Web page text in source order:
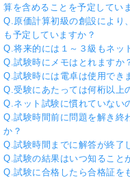
算を含めることを予定してい
Q.原価計算初級の創設により
も予定していますか？
Q.将来的には１～３級もネッ
Q.試験時にメモはとれますか
Q.試験時には電卓は使用でき
Q.受験にあたっては何桁以上
Q.ネット試験に慣れていない
Q.試験時間前に問題を解き終
か？
Q.試験時間までに解答が終了
Q.試験の結果はいつ知ること
Q.試験に合格したら合格証を